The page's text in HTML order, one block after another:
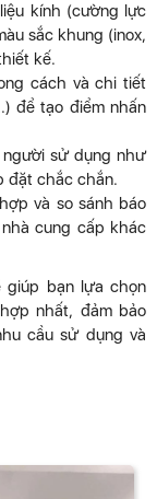
kính (cường lực
sắc khung (inox,
kế.
cách và chi tiết
để tạo điểm nhấn
sử dụng như
đặt chắc chắn.
và so sánh báo
cung cấp khác
giúp bạn lựa chọn
nhất, đảm bảo
cầu sử dụng và